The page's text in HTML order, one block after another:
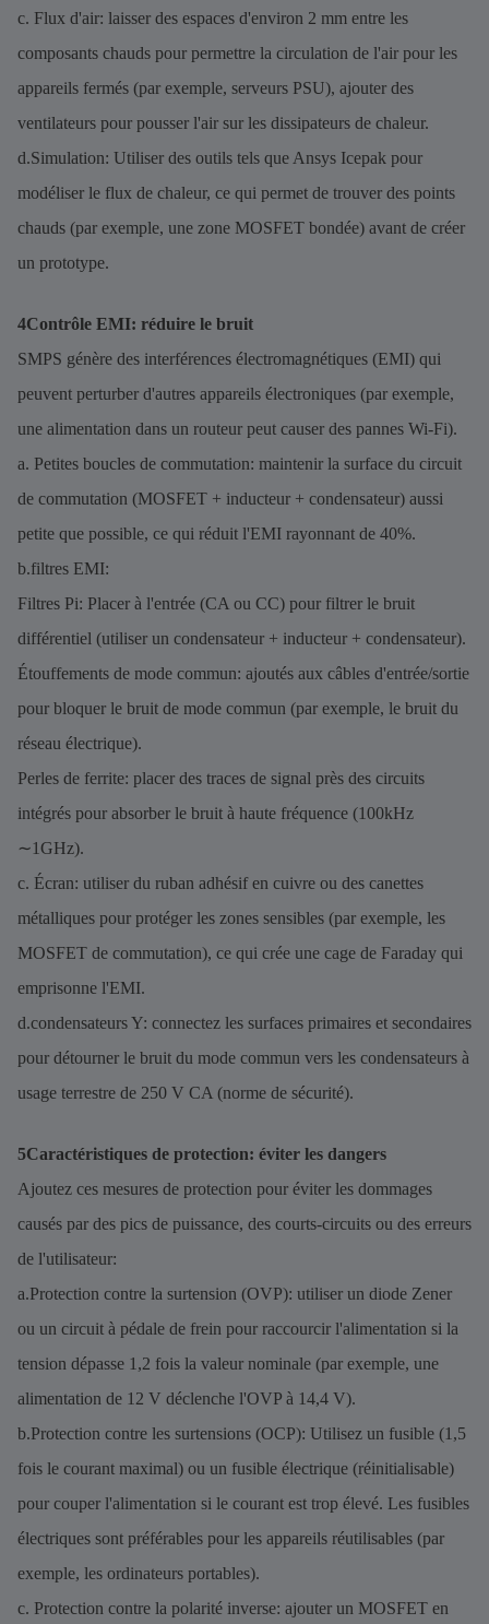
c. Flux d'air: laisser des espaces d'environ 2 mm entre les
composants chauds pour permettre la circulation de l'air pour les
appareils fermés (par exemple, serveurs PSU), ajouter des
ventilateurs pour pousser l'air sur les dissipateurs de chaleur.
d.Simulation: Utiliser des outils tels que Ansys Icepak pour
modéliser le flux de chaleur, ce qui permet de trouver des points
chauds (par exemple, une zone MOSFET bondée) avant de créer
un prototype.
4Contrôle EMI: réduire le bruit
SMPS génère des interférences électromagnétiques (EMI) qui
peuvent perturber d'autres appareils électroniques (par exemple,
une alimentation dans un routeur peut causer des pannes Wi-Fi).
a. Petites boucles de commutation: maintenir la surface du circuit
de commutation (MOSFET + inducteur + condensateur) aussi
petite que possible, ce qui réduit l'EMI rayonnant de 40%.
b.filtres EMI:
Filtres Pi: Placer à l'entrée (CA ou CC) pour filtrer le bruit
différentiel (utiliser un condensateur + inducteur + condensateur).
Étouffements de mode commun: ajoutés aux câbles d'entrée/sortie
pour bloquer le bruit de mode commun (par exemple, le bruit du
réseau électrique).
Perles de ferrite: placer des traces de signal près des circuits
intégrés pour absorber le bruit à haute fréquence (100kHz
∼1GHz).
c. Écran: utiliser du ruban adhésif en cuivre ou des canettes
métalliques pour protéger les zones sensibles (par exemple, les
MOSFET de commutation), ce qui crée une cage de Faraday qui
emprisonne l'EMI.
d.condensateurs Y: connectez les surfaces primaires et secondaires
pour détourner le bruit du mode commun vers les condensateurs à
usage terrestre de 250 V CA (norme de sécurité).
5Caractéristiques de protection: éviter les dangers
Ajoutez ces mesures de protection pour éviter les dommages
causés par des pics de puissance, des courts-circuits ou des erreurs
de l'utilisateur:
a.Protection contre la surtension (OVP): utiliser un diode Zener
ou un circuit à pédale de frein pour raccourcir l'alimentation si la
tension dépasse 1,2 fois la valeur nominale (par exemple, une
alimentation de 12 V déclenche l'OVP à 14,4 V).
b.Protection contre les surtensions (OCP): Utilisez un fusible (1,5
fois le courant maximal) ou un fusible électrique (réinitialisable)
pour couper l'alimentation si le courant est trop élevé. Les fusibles
électriques sont préférables pour les appareils réutilisables (par
exemple, les ordinateurs portables).
c. Protection contre la polarité inverse: ajouter un MOSFET en